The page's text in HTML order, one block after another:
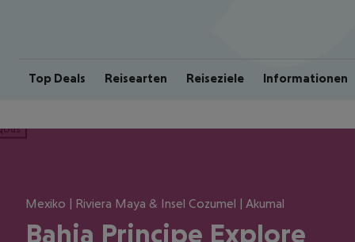
Top Deals Reisearten Reiseziele Informationen
Mexiko | Riviera Maya & Insel Cozumel | Akumal
Bahia Principe Explore